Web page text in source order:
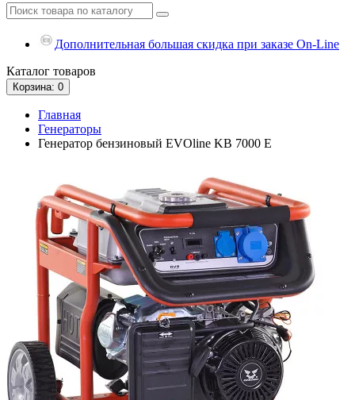
Дополнительная большая скидка при заказе On-Line
Каталог товаров
Корзина: 0
Главная
Генераторы
Генератор бензиновый EVOline KB 7000 E